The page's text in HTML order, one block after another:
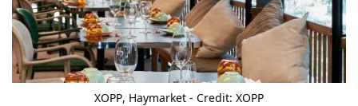
XOPP, Haymarket - Credit: XOPP